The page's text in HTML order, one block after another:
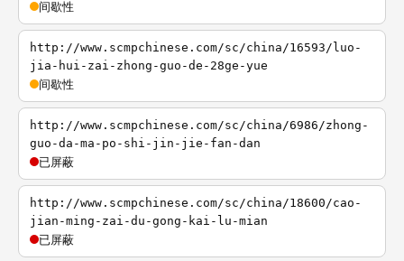
间歇性
http://www.scmpchinese.com/sc/china/16593/luo-
jia-hui-zai-zhong-guo-de-28ge-yue
间歇性
http://www.scmpchinese.com/sc/china/6986/zhong-
guo-da-ma-po-shi-jin-jie-fan-dan
已屏蔽
http://www.scmpchinese.com/sc/china/18600/cao-
jian-ming-zai-du-gong-kai-lu-mian
已屏蔽